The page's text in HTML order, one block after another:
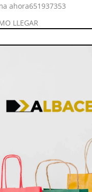
ahora651937353
LLEGAR